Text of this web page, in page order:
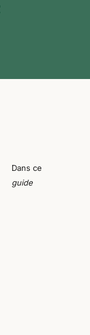
Dans ce
guide